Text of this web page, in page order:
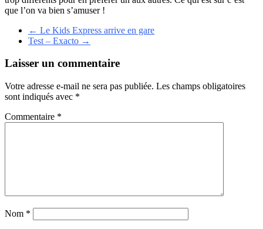
que l’on va bien s’amuser !
← Le Kids Express arrive en gare
Test – Exacto →
Laisser un commentaire
Votre adresse e-mail ne sera pas publiée. Les champs obligatoires
sont indiqués avec *
Commentaire *
Nom *